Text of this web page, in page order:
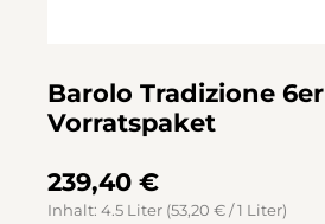
Barolo Tradizione 6er
Vorratspaket
239,40 €
Inhalt: 4.5 Liter (53,20 € / 1 Liter)